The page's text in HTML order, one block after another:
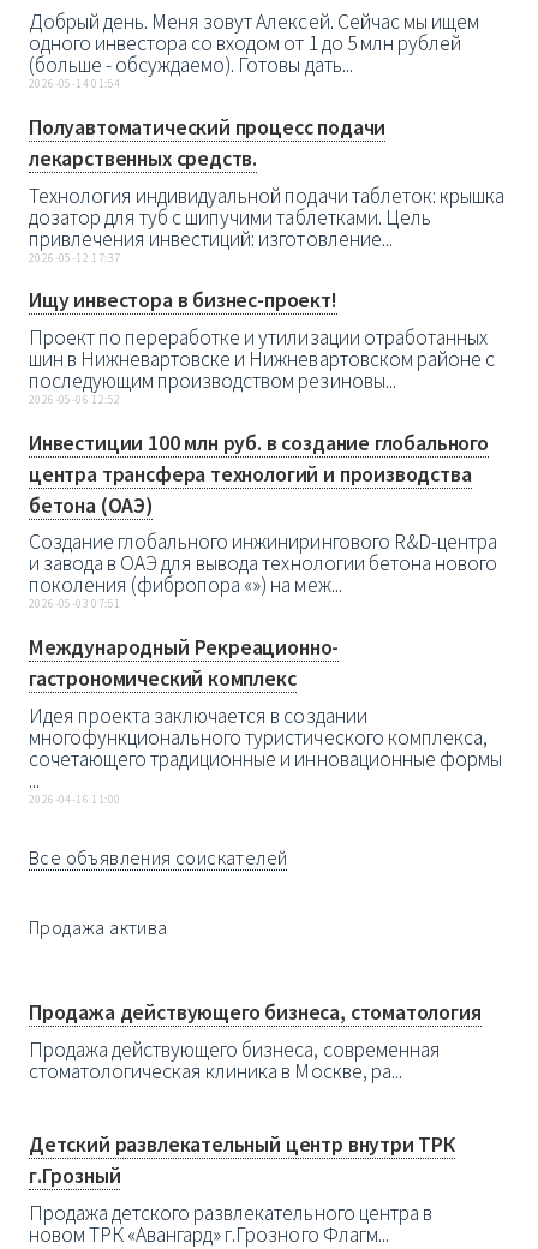
Добрый день. Меня зовут Алексей. Сейчас мы ищем
одного инвестора со входом от 1 до 5 млн рублей
(больше - обсуждаемо). Готовы дать...
2026-05-14 01:54
Полуавтоматический процесс подачи
лекарственных средств.
Технология индивидуальной подачи таблеток: крышка
дозатор для туб с шипучими таблетками. Цель
привлечения инвестиций: изготовление...
2026-05-12 17:37
Ищу инвестора в бизнес-проект!
Проект по переработке и утилизации отработанных
шин в Нижневартовске и Нижневартовском районе с
последующим производством резиновы...
2026-05-06 12:52
Инвестиции 100 млн руб. в создание глобального
центра трансфера технологий и производства
бетона (ОАЭ)
Создание глобального инжинирингового R&D-центра
и завода в ОАЭ для вывода технологии бетона нового
поколения (фибропора «») на меж...
2026-05-03 07:51
Международный Рекреационно-
гастрономический комплекс
Идея проекта заключается в создании
многофункционального туристического комплекса,
сочетающего традиционные и инновационные формы
...
2026-04-16 11:00
Все объявления соискателей
Продажа актива
Продажа действующего бизнеса, стоматология
Продажа действующего бизнеса, современная
стоматологическая клиника в Москве, ра...
Детский развлекательный центр внутри ТРК
г.Грозный
Продажа детского развлекательного центра в
новом ТРК «Авангард» г.Грозного Флагм...